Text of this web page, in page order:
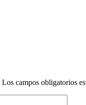
Los campos obligatorios